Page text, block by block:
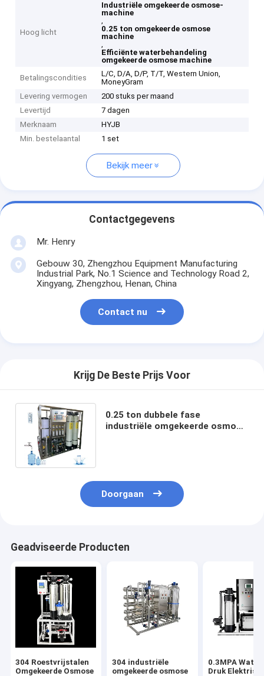
Hoog licht
Industriële omgekeerde osmose-
machine
,
0.25 ton omgekeerde osmose
machine
,
Efficiënte waterbehandeling
omgekeerde osmose machine
Betalingscondities
L/C, D/A, D/P, T/T, Western Union,
MoneyGram
Levering vermogen
200 stuks per maand
Levertijd
7 dagen
Merknaam
HYJB
Min. bestelaantal
1 set
Bekijk meer
Contactgegevens
Mr. Henry
Gebouw 30, Zhengzhou Equipment Manufacturing
Industrial Park, No.1 Science and Technology Road 2,
Xingyang, Zhengzhou, Henan, China
Contact nu
Krijg De Beste Prijs Voor
0.25 ton dubbele fase
industriële omgekeerde osmose
Doorgaan
Geadviseerde Producten
304 Roestvrijstalen
Omgekeerde Osmose
304 industriële
omgekeerde osmose
0.3MPA
Druk